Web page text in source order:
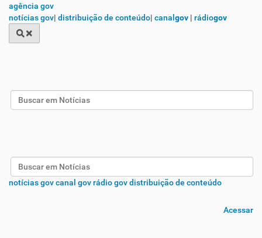
agência gov
notícias gov| distribuição de conteúdo| canal gov | rádiogov
Busca
Busca
notícias govcanal govrádio govdistribuição de conteúdo
Acessar